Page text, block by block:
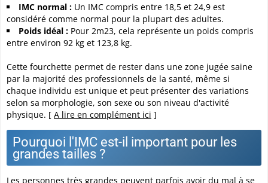
IMC normal : Un IMC compris entre 18,5 et 24,9 est
considéré comme normal pour la plupart des adultes.
Poids idéal : Pour 2m23, cela représente un poids compris
entre environ 92 kg et 123,8 kg.
Cette fourchette permet de rester dans une zone jugée saine
par la majorité des professionnels de la santé, même si
chaque individu est unique et peut présenter des variations
selon sa morphologie, son sexe ou son niveau d'activité
physique. [ A lire en complément ici ]
Pourquoi l'IMC est-il important pour les
grandes tailles ?
Les personnes très grandes peuvent parfois avoir du mal à se